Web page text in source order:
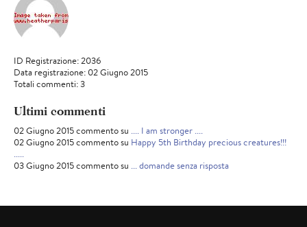
ID Registrazione: 2036
Data registrazione: 02 Giugno 2015
Totali commenti: 3
Ultimi commenti
02 Giugno 2015 commento su .... I am stronger ....
02 Giugno 2015 commento su Happy 5th Birthday precious creatures!!!
.....
03 Giugno 2015 commento su ... domande senza risposta